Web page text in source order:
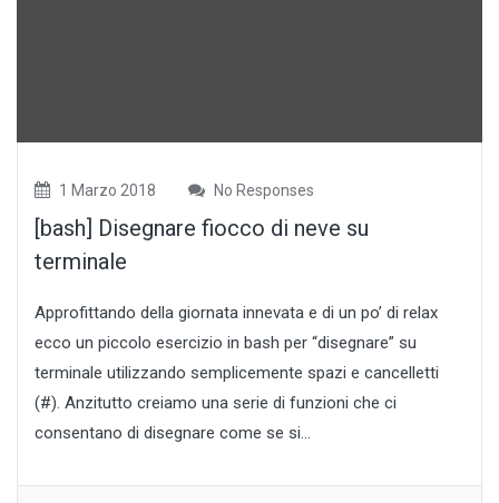
1 Marzo 2018 No Responses
[bash] Disegnare fiocco di neve su
terminale
Approfittando della giornata innevata e di un po’ di relax
ecco un piccolo esercizio in bash per “disegnare” su
terminale utilizzando semplicemente spazi e cancelletti
(#). Anzitutto creiamo una serie di funzioni che ci
consentano di disegnare come se si...